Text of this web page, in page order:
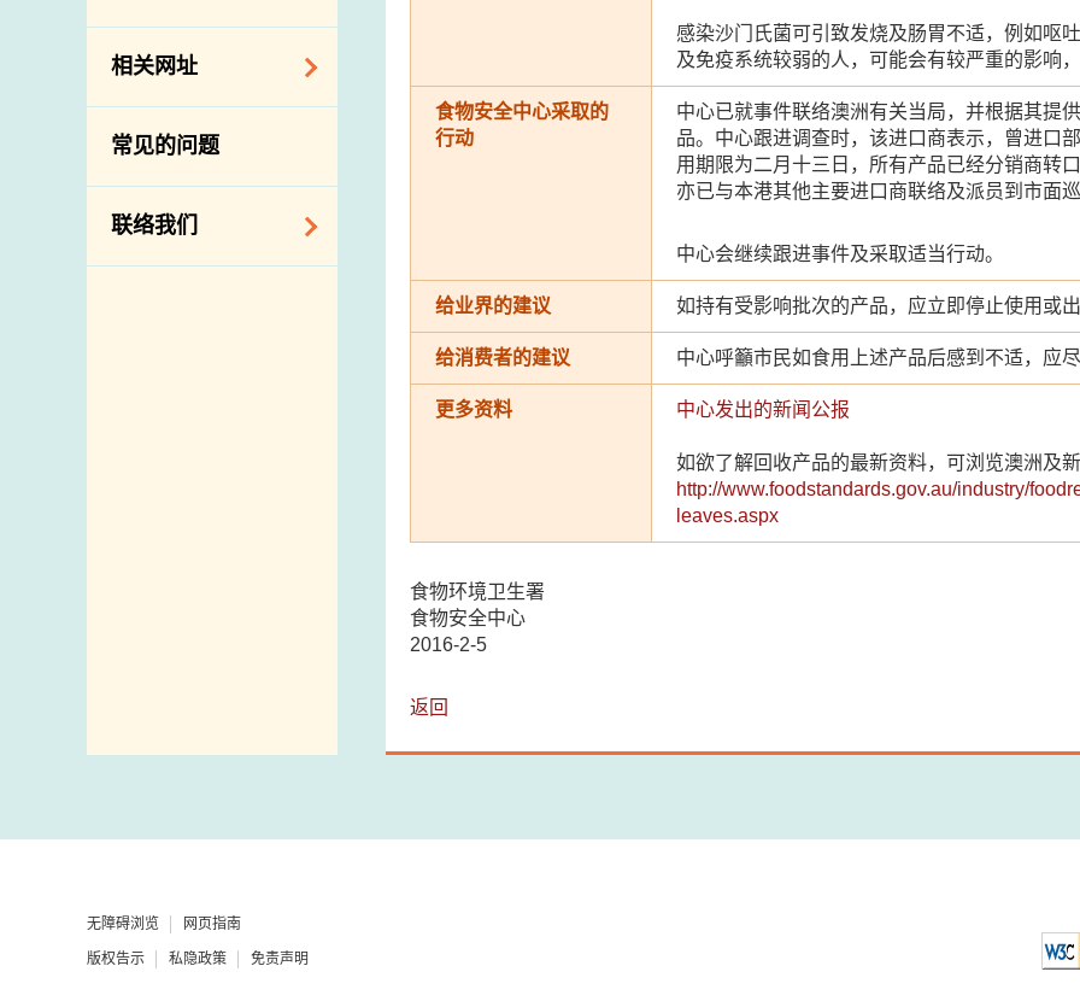
公开比赛
相关网址
相关政府部门／机
构
常见的问题
联络我们
感染沙门氏菌可引致发烧及肠胃不适，例如呕
及免疫系统较弱的人，可能会有较严重的影响
食物安全中心采取的
行动
中心已就事件联络澳洲有关当局，并根据其提
品。中心跟进调查时，该进口商表示，曾进口
用期限为二月十三日，所有产品已经分销商转
亦已与本港其他主要进口商联络及派员到市面
中心会继续跟进事件及采取适当行动。
给业界的建议 如持有受影响批次的产品，应立即停止使用或出
给消费者的建议 中心呼籲市民如食用上述产品后感到不适，应尽
更多资料 中心发出的新闻公报
如欲了解回收产品的最新资料，可浏览澳洲及
http://www.foodstandards.gov.au/industry/
leaves.aspx
食物环境卫生署
食物安全中心
2016-2-5
返回
无障碍浏览 网页指南
版权告示 私隐政策 免责声明